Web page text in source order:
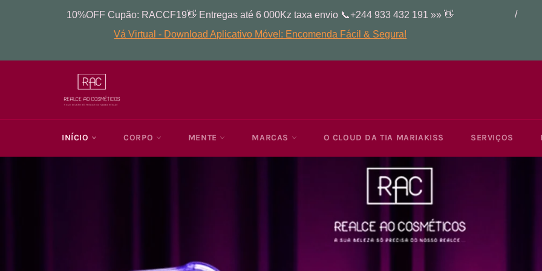
INÍCIO CORPO MENTE MARCAS O CLOUD DA TIA MARIAKISS SERVIÇOS